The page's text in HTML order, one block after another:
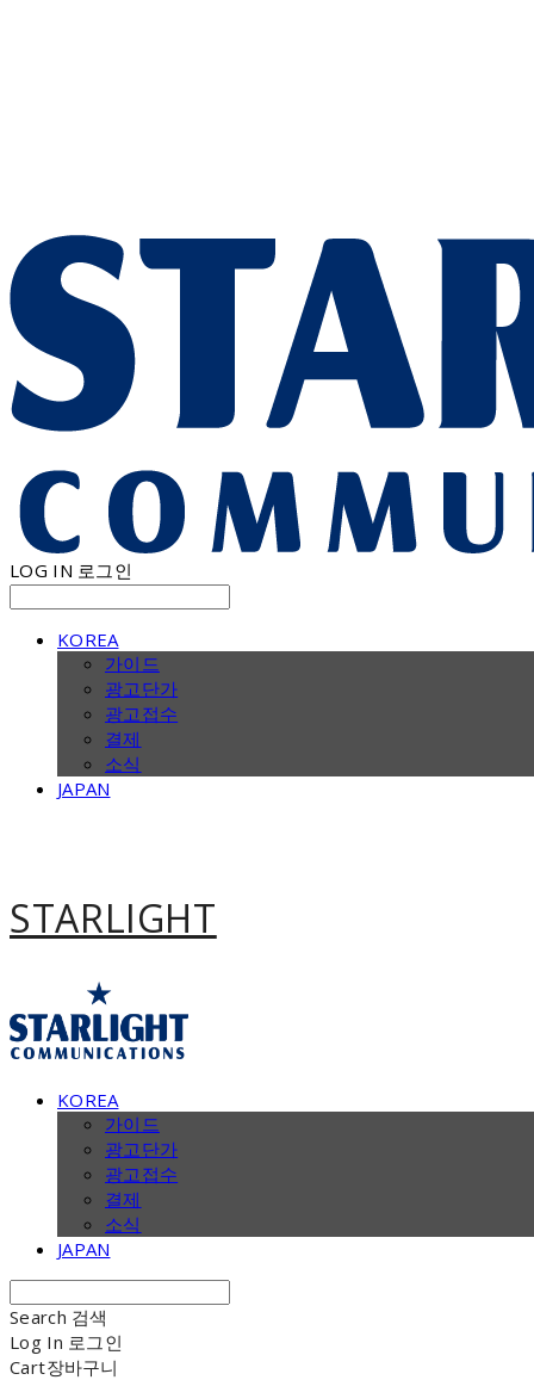
LOG IN 로그인
KOREA
가이드
광고단가
광고접수
결제
소식
JAPAN
STARLIGHT
KOREA
가이드
광고단가
광고접수
결제
소식
JAPAN
Search 검색
Log In 로그인
Cart장바구니